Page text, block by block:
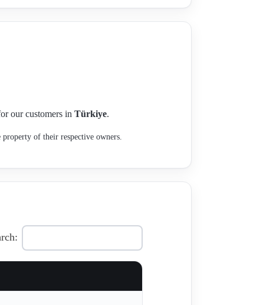
our customers in Türkiye.
of their respective owners.